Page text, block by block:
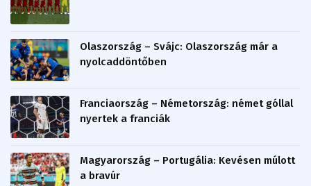
Olaszország – Svájc: Olaszország már a
nyolcaddöntőben
Franciaország – Németország: német góllal
nyertek a franciák
Magyarország – Portugália: Kevésen múlott
a bravúr